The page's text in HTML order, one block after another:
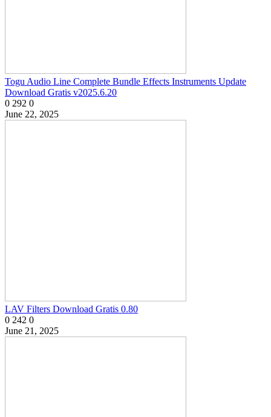
Togu Audio Line Complete Bundle Effects Instruments Update
Download Gratis v2025.6.20
0 292 0
June 22, 2025
LAV Filters Download Gratis 0.80
0 242 0
June 21, 2025